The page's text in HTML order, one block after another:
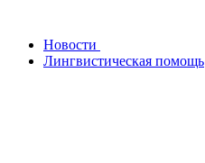
Новости
Лингвистическая помощь